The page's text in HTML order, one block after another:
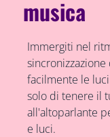
musica
Immergiti nel
sincronizzazione
facilmente le
solo di tenere il
all'altoparlante
e luci.